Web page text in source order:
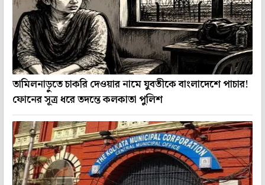
তামিলনাড়ুতে চাকরি দেওয়ার নামে যুবতীকে বাংলাদেশে পাচার!
ফোনের সূত্র ধরে তদন্তে কলকাতা পুলিশ